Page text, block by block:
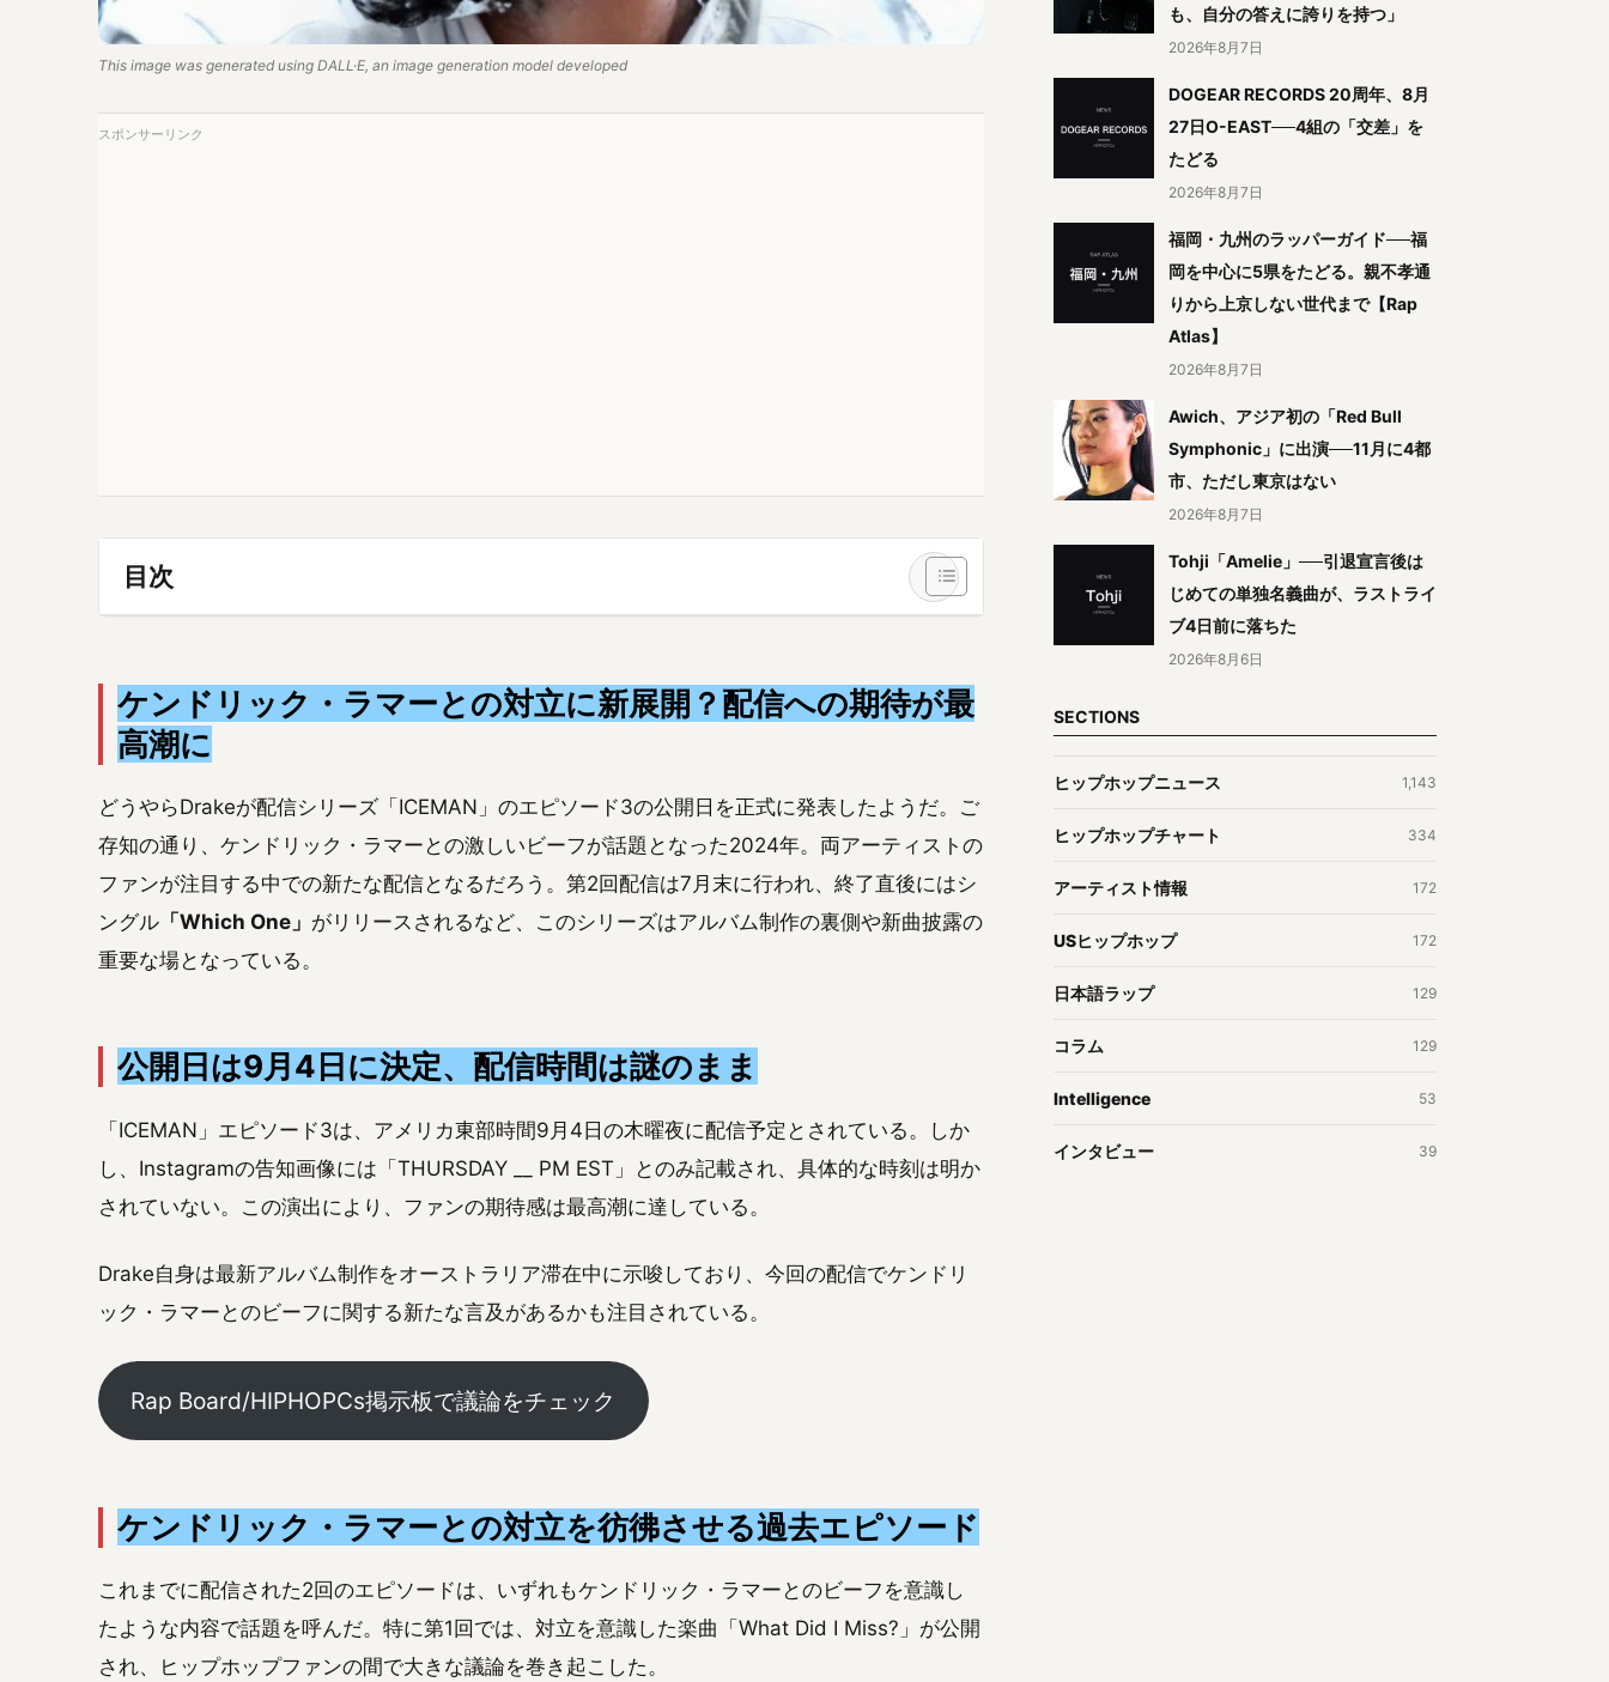
This image was generated using DALL·E, an image generation model developed
スポンサーリンク
目次
ケンドリック・ラマーとの対立に新展開？配信への期待が最
高潮に
どうやらDrakeが配信シリーズ「ICEMAN」のエピソード3の公開日を正式に発表したようだ。ご
存知の通り、ケンドリック・ラマーとの激しいビーフが話題となった2024年。両アーティストの
ファンが注目する中での新たな配信となるだろう。第2回配信は7月末に行われ、終了直後にはシ
ングル 「Which One」 がリリースされるなど、このシリーズはアルバム制作の裏側や新曲披露の
重要な場となっている。
公開日は9月4日に決定、配信時間は謎のまま
「ICEMAN」エピソード3は、アメリカ東部時間9月4日の木曜夜に配信予定とされている。しか
し、Instagramの告知画像には「THURSDAY __ PM EST」とのみ記載され、具体的な時刻は明か
されていない。この演出により、ファンの期待感は最高潮に達している。
Drake自身は最新アルバム制作をオーストラリア滞在中に示唆しており、今回の配信でケンドリ
ック・ラマーとのビーフに関する新たな言及があるかも注目されている。
Rap Board/HIPHOPCs掲示板で議論をチェック
ケンドリック・ラマーとの対立を彷彿させる過去エピソード
これまでに配信された2回のエピソードは、いずれもケンドリック・ラマーとのビーフを意識し
たような内容で話題を呼んだ。特に第1回では、対立を意識した楽曲「What Did I Miss?」が公開
され、ヒップホップファンの間で大きな議論を巻き起こした。
も、自分の答えに誇りを持つ」
2026年8月7日
DOGEAR RECORDS 20周年、8月
27日O-EAST──4組の「交差」を
たどる
2026年8月7日
福岡・九州のラッパーガイド──福
岡を中心に5県をたどる。親不孝通
りから上京しない世代まで【Rap
Atlas】
2026年8月7日
Awich、アジア初の「Red Bull
Symphonic」に出演──11月に4都
市、ただし東京はない
2026年8月7日
Tohji「Amelie」──引退宣言後は
じめての単独名義曲が、ラストライ
ブ4日前に落ちた
2026年8月6日
SECTIONS
ヒップホップニュース 1,143
ヒップホップチャート 334
アーティスト情報 172
USヒップホップ 172
日本語ラップ 129
コラム 129
Intelligence 53
インタビュー 39